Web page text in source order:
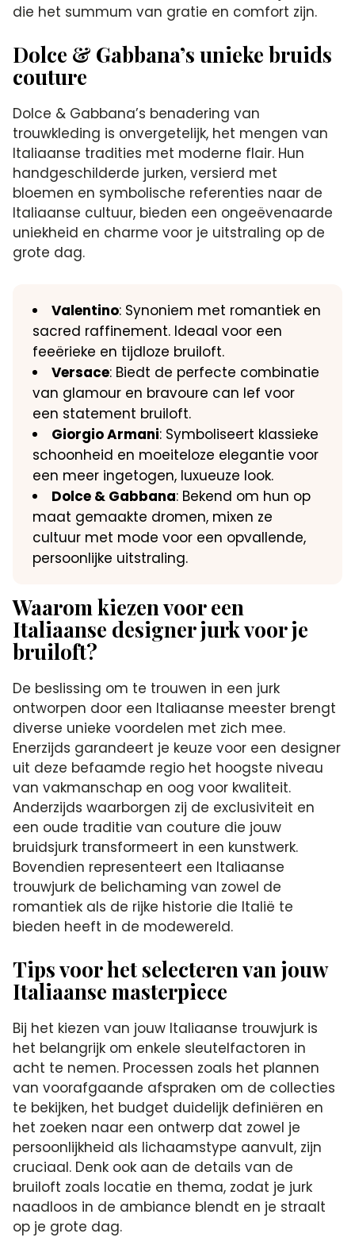
die het summum van gratie en comfort zijn.
Dolce & Gabbana’s unieke bruids
couture
Dolce & Gabbana’s benadering van
trouwkleding is onvergetelijk, het mengen van
Italiaanse tradities met moderne flair. Hun
handgeschilderde jurken, versierd met
bloemen en symbolische referenties naar de
Italiaanse cultuur, bieden een ongeëvenaarde
uniekheid en charme voor je uitstraling op de
grote dag.
Valentino: Synoniem met romantiek en
sacred raffinement. Ideaal voor een
feeërieke en tijdloze bruiloft.
Versace: Biedt de perfecte combinatie
van glamour en bravoure can lef voor
een statement bruiloft.
Giorgio Armani: Symboliseert klassieke
schoonheid en moeiteloze elegantie voor
een meer ingetogen, luxueuze look.
Dolce & Gabbana: Bekend om hun op
maat gemaakte dromen, mixen ze
cultuur met mode voor een opvallende,
persoonlijke uitstraling.
Waarom kiezen voor een
Italiaanse designer jurk voor je
bruiloft?
De beslissing om te trouwen in een jurk
ontworpen door een Italiaanse meester brengt
diverse unieke voordelen met zich mee.
Enerzijds garandeert je keuze voor een designer
uit deze befaamde regio het hoogste niveau
van vakmanschap en oog voor kwaliteit.
Anderzijds waarborgen zij de exclusiviteit en
een oude traditie van couture die jouw
bruidsjurk transformeert in een kunstwerk.
Bovendien representeert een Italiaanse
trouwjurk de belichaming van zowel de
romantiek als de rijke historie die Italië te
bieden heeft in de modewereld.
Tips voor het selecteren van jouw
Italiaanse masterpiece
Bij het kiezen van jouw Italiaanse trouwjurk is
het belangrijk om enkele sleutelfactoren in
acht te nemen. Processen zoals het plannen
van voorafgaande afspraken om de collecties
te bekijken, het budget duidelijk definiëren en
het zoeken naar een ontwerp dat zowel je
persoonlijkheid als lichaamstype aanvult, zijn
cruciaal. Denk ook aan de details van de
bruiloft zoals locatie en thema, zodat je jurk
naadloos in de ambiance blendt en je straalt
op je grote dag.